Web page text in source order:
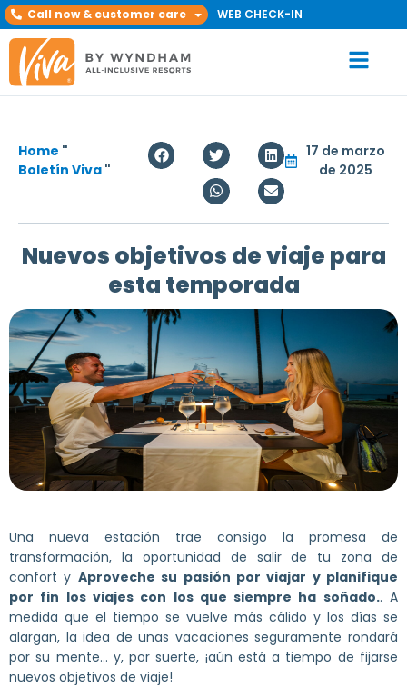
Call now & customer care WEB CHECK-IN
Home "
Boletín Viva "
17 de marzo
de 2025
Nuevos objetivos de viaje para
esta temporada
Una nueva estación trae consigo la promesa de
transformación, la oportunidad de salir de tu zona de
confort y Aproveche su pasión por viajar y planifique
por fin los viajes con los que siempre ha soñado.. A
medida que el tiempo se vuelve más cálido y los días se
alargan, la idea de unas vacaciones seguramente rondará
por su mente... y, por suerte, ¡aún está a tiempo de fijarse
nuevos objetivos de viaje!